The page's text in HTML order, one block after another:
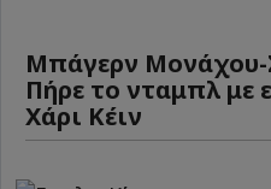
Μπάγερν Μονάχου-
Πήρε το νταμπλ με
Χάρι Κέιν